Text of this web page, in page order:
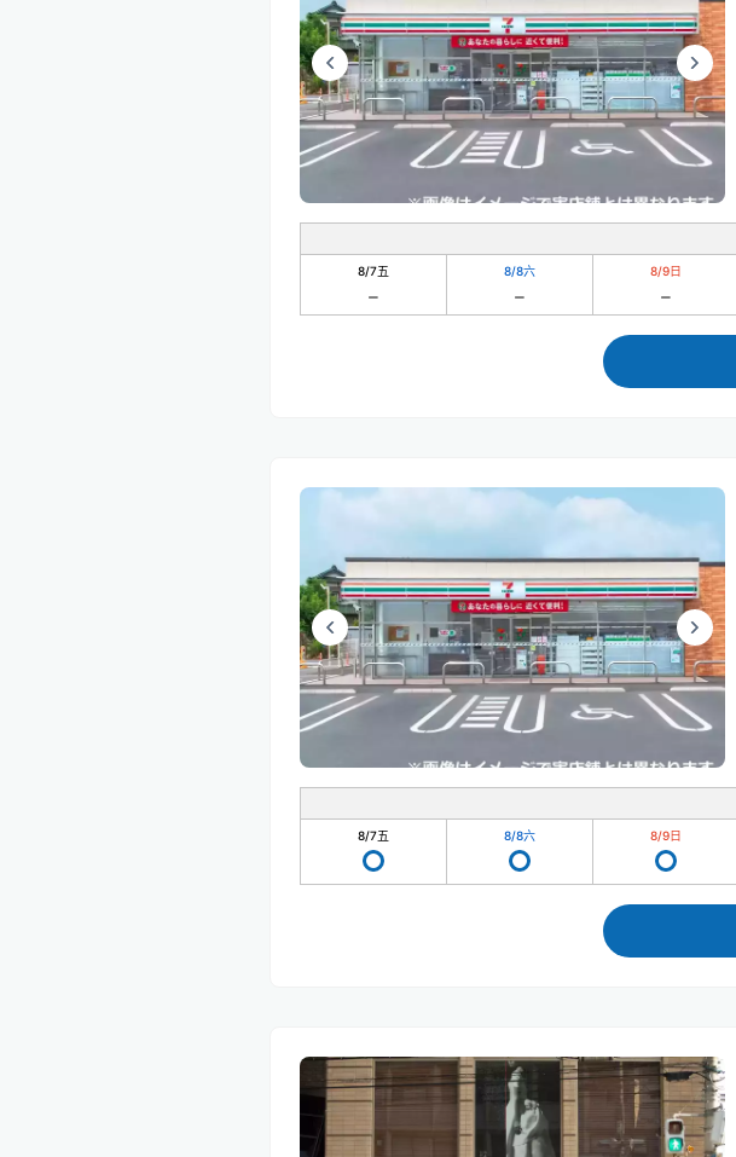
8/7五 8/8六 8/9日
8/7五 8/8六 8/9日